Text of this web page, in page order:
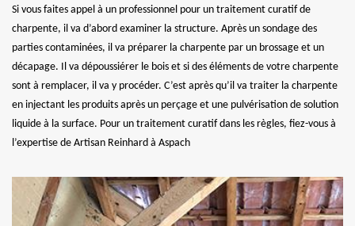
Si vous faites appel à un professionnel pour un traitement curatif de
charpente, il va d’abord examiner la structure. Après un sondage des
parties contaminées, il va préparer la charpente par un brossage et un
décapage. Il va dépoussiérer le bois et si des éléments de votre charpente
sont à remplacer, il va y procéder. C’est après qu’il va traiter la charpente
en injectant les produits après un perçage et une pulvérisation de solution
liquide à la surface. Pour un traitement curatif dans les règles, fiez-vous à
l’expertise de Artisan Reinhard à Aspach